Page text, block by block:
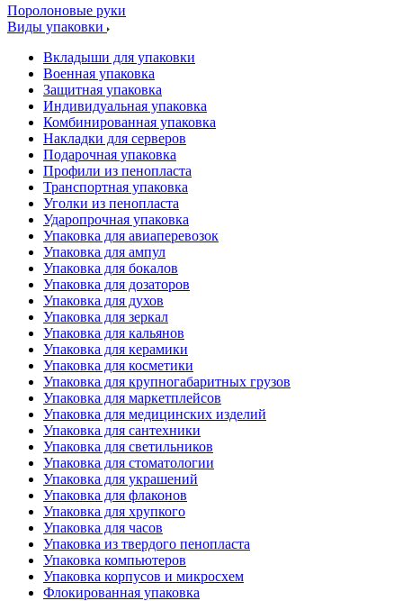
Поролоновые руки
Виды упаковки
Вкладыши для упаковки
Военная упаковка
Защитная упаковка
Индивидуальная упаковка
Комбинированная упаковка
Накладки для серверов
Подарочная упаковка
Профили из пенопласта
Транспортная упаковка
Уголки из пенопласта
Ударопрочная упаковка
Упаковка для авиаперевозок
Упаковка для ампул
Упаковка для бокалов
Упаковка для дозаторов
Упаковка для духов
Упаковка для зеркал
Упаковка для кальянов
Упаковка для керамики
Упаковка для косметики
Упаковка для крупногабаритных грузов
Упаковка для маркетплейсов
Упаковка для медицинских изделий
Упаковка для сантехники
Упаковка для светильников
Упаковка для стоматологии
Упаковка для украшений
Упаковка для флаконов
Упаковка для хрупкого
Упаковка для часов
Упаковка из твердого пенопласта
Упаковка компьютеров
Упаковка корпусов и микросхем
Флокированная упаковка